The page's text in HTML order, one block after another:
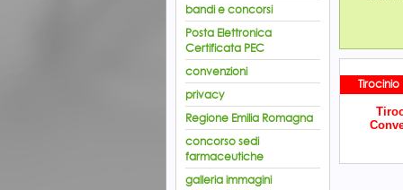
bandi e concorsi
Posta Elettronica
Certificata PEC
convenzioni
privacy
Regione Emilia Romagna
concorso sedi
farmaceutiche
galleria immagini
Tirocinio